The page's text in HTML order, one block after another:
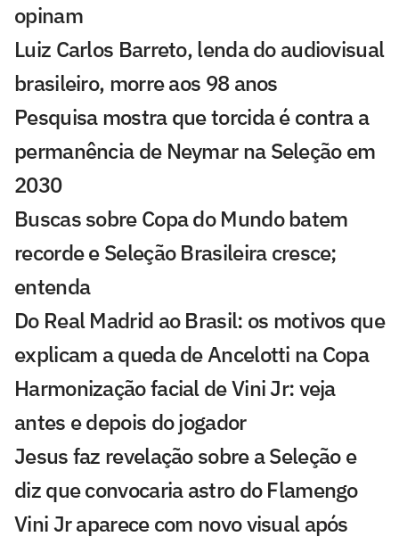
opinam
Luiz Carlos Barreto, lenda do audiovisual
brasileiro, morre aos 98 anos
Pesquisa mostra que torcida é contra a
permanência de Neymar na Seleção em
2030
Buscas sobre Copa do Mundo batem
recorde e Seleção Brasileira cresce;
entenda
Do Real Madrid ao Brasil: os motivos que
explicam a queda de Ancelotti na Copa
Harmonização facial de Vini Jr: veja
antes e depois do jogador
Jesus faz revelação sobre a Seleção e
diz que convocaria astro do Flamengo
Vini Jr aparece com novo visual após